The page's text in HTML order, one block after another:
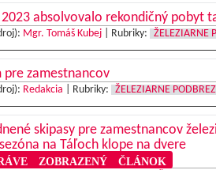
absolvovalo rekondičný pobyt
Mgr. Tomáš Kubej| Rubriky: ŽELEZIARNE
pre zamestnancov
Redakcia Rubriky: ŽELEZIARNE
skipasy pre zamestnancov
na Táľoch klope na dvere
ZOBRAZENÝ ČLÁNOK